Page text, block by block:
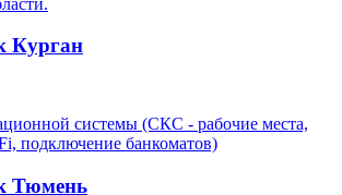
Курган
системы (СКС - рабочие места,
подключение банкоматов)
Тюмень